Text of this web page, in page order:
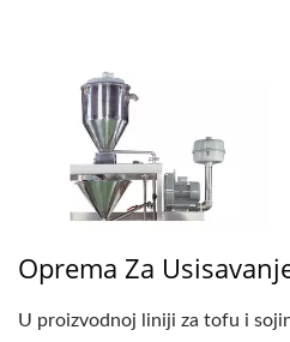
Oprema Za
U proizvodnoj liniji za tofu i